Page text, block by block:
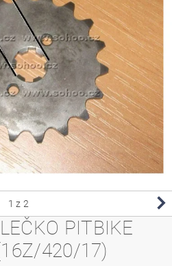
1 z 2
PITBIKE
420/17)